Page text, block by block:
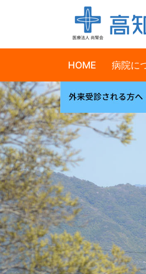
HOME 病院に